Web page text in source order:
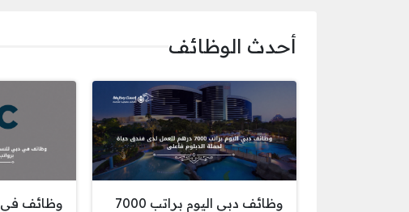
أحدث الوظائف
وظائف دبي اليوم براتب 7000
وظائف في